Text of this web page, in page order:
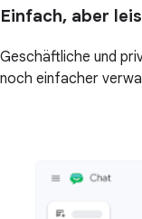
Einfach, aber
Geschäftliche und
noch einfacher